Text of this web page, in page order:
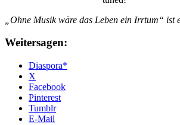
„Ohne Musik wäre das Leben ein Irrtum“
Weitersagen:
Diaspora*
X
Facebook
Pinterest
Tumblr
E-Mail